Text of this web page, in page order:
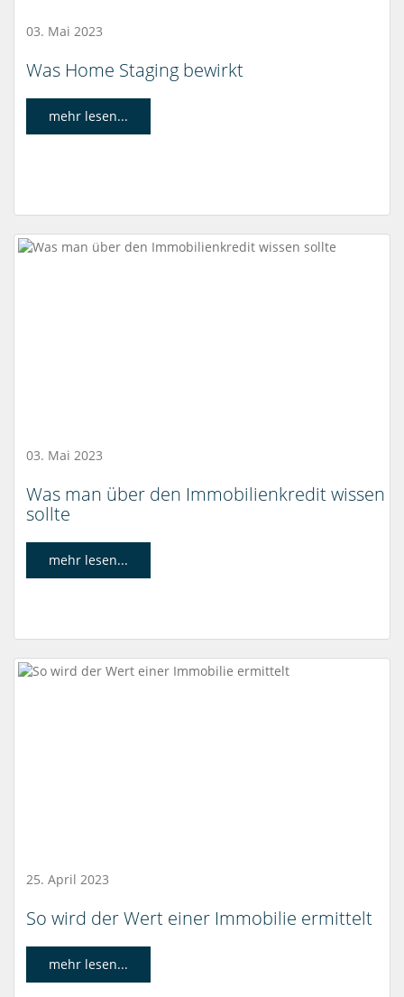
03. Mai 2023
Was Home Staging bewirkt
mehr lesen...
03. Mai 2023
Was man über den Immobilienkredit wissen
sollte
mehr lesen...
25. April 2023
So wird der Wert einer Immobilie ermittelt
mehr lesen...